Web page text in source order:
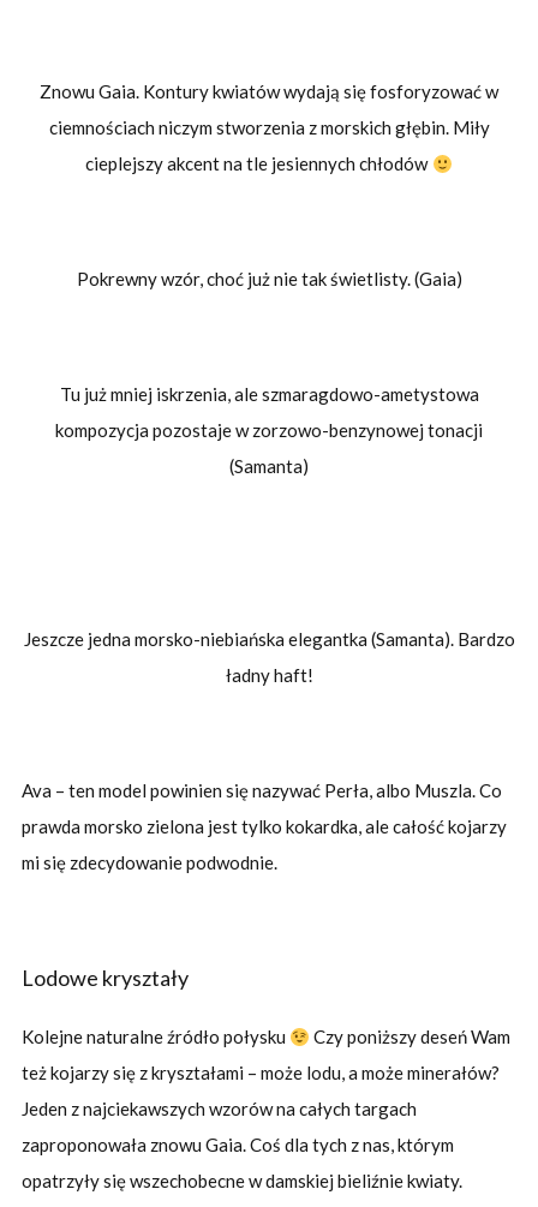
Znowu Gaia. Kontury kwiatów wydają się fosforyzować w
ciemnościach niczym stworzenia z morskich głębin. Miły
cieplejszy akcent na tle jesiennych chłodów
Pokrewny wzór, choć już nie tak świetlisty. (Gaia)
Tu już mniej iskrzenia, ale szmaragdowo-ametystowa
kompozycja pozostaje w zorzowo-benzynowej tonacji
(Samanta)
Jeszcze jedna morsko-niebiańska elegantka (Samanta). Bardzo
ładny haft!
Ava – ten model powinien się nazywać Perła, albo Muszla. Co
prawda morsko zielona jest tylko kokardka, ale całość kojarzy
mi się zdecydowanie podwodnie.
Lodowe kryształy
Kolejne naturalne źródło połysku
Czy poniższy deseń Wam
też kojarzy się z kryształami – może lodu, a może minerałów?
Jeden z najciekawszych wzorów na całych targach
zaproponowała znowu Gaia. Coś dla tych z nas, którym
opatrzyły się wszechobecne w damskiej bieliźnie kwiaty.